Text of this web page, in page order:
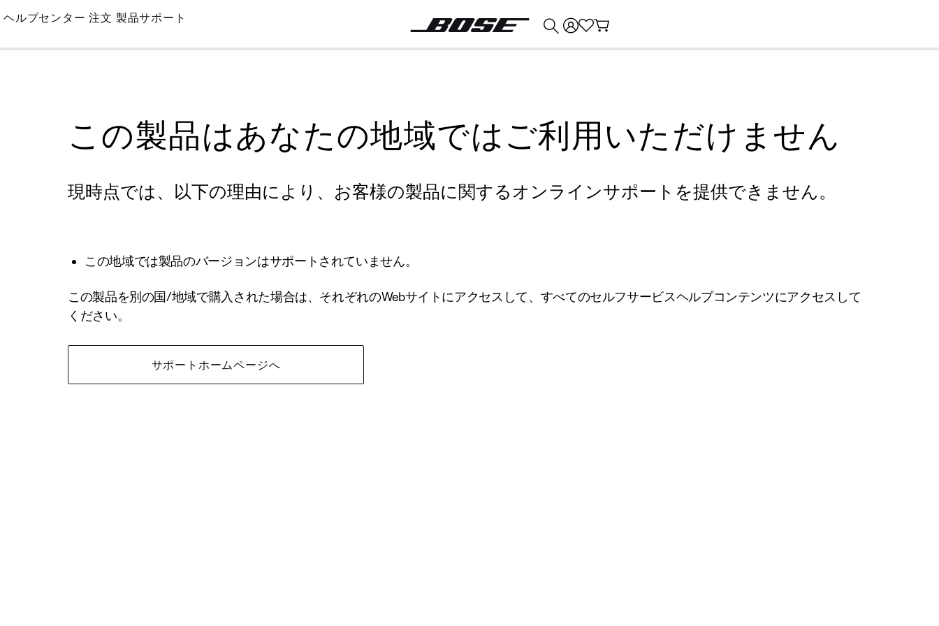
Skip
Main
ヘルプセンター 注文 製品サポート
この製品はあなたの地域ではご利用いただけません
現時点では、以下の理由により、お客様の製品に関するオンラインサポートを提供できません。
この地域では製品のバージョンはサポートされていません。
この製品を別の国/地域で購入された場合は、それぞれのWebサイトにアクセスして、すべてのセルフサービスヘルプコンテンツにアクセスして
ください。
サポートホームページへ